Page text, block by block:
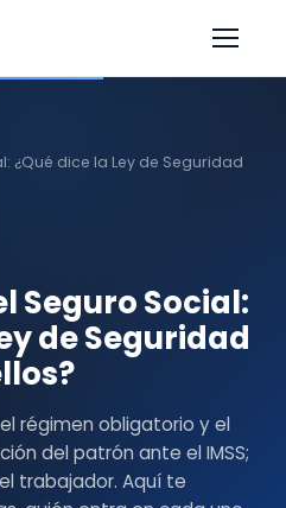
¿Qué dice la Ley de Seguridad
Seguro Social:
de Seguridad
régimen obligatorio y el
del patrón ante el IMSS;
trabajador. Aquí te